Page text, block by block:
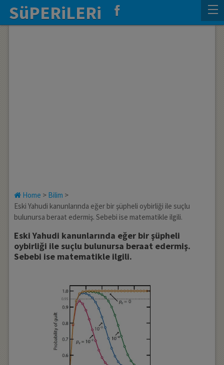
SüPERiLERi
Home > Bilim >
Eski Yahudi kanunlarında eğer bir şüpheli oybirliği ile suçlu
bulunursa beraat edermiş. Sebebi ise matematikle ilgili.
Eski Yahudi kanunlarında eğer bir şüpheli
oybirliği ile suçlu bulunursa beraat edermiş.
Sebebi ise matematikle ilgili.